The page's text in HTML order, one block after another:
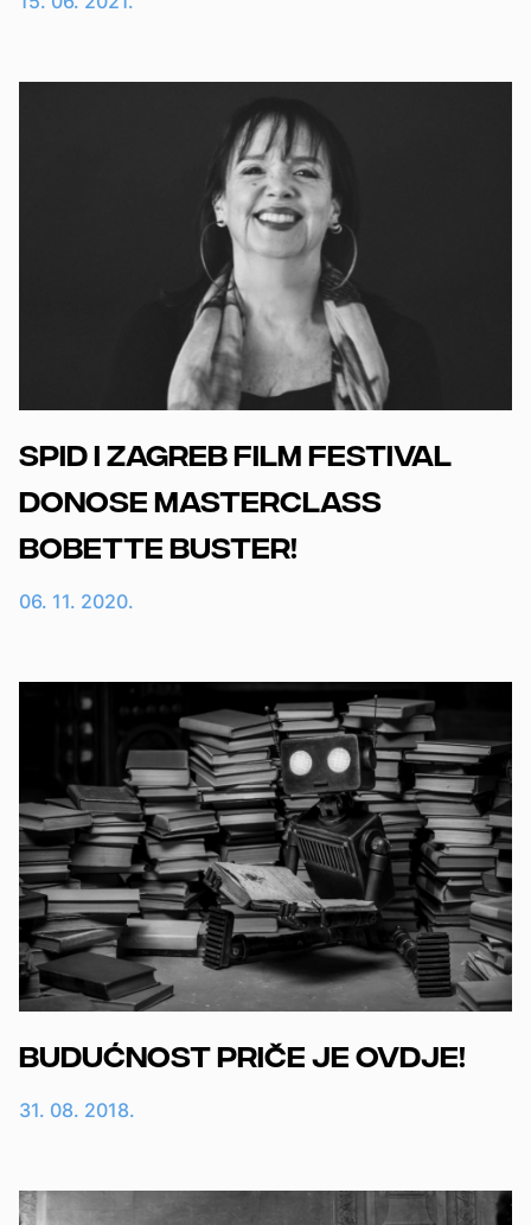
SPID i Zagreb FIlm Festival
donose masterclass
Bobette Buster!
06. 11. 2020.
Budućnost priče je ovdje!
31. 08. 2018.